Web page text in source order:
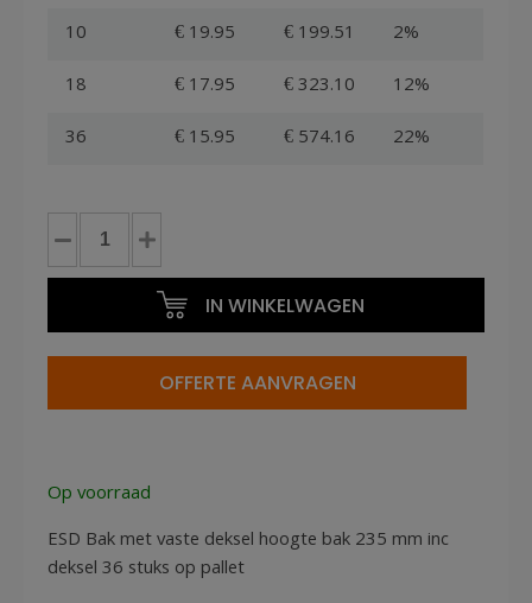
10
€ 19.95 € 199.51
2%
18
€ 17.95 € 323.10
12%
36
€ 15.95 € 574.16 22%
Euronorm
60x40x22cm
met
IN WINKELWAGEN
OFFERTE AANVRAGEN
Op voorraad
ESD Bak met vaste deksel hoogte bak 235 mm inc
deksel 36 stuks op pallet